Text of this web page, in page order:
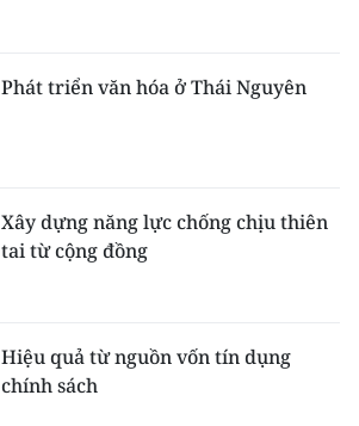
Phát triển văn hóa ở Thái Nguyên
Xây dựng năng lực chống chịu thiên
tai từ cộng đồng
Hiệu quả từ nguồn vốn tín dụng
chính sách